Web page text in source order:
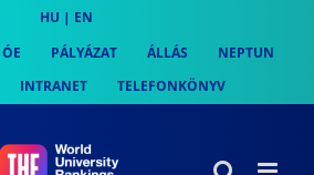
HU | EN
PÁLYÁZAT ÁLLÁS
NEPTUN
INTRANET TELEFONKÖNYV